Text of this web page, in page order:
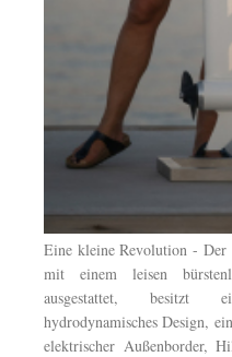
Eine kleine Revolution - Der
mit einem leisen
ausgestattet, besitzt
hydrodynamisches Design,
elektrischer Außenborder,